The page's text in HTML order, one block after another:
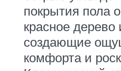
покрытия пола
красное дерево
создающие
комфорта и